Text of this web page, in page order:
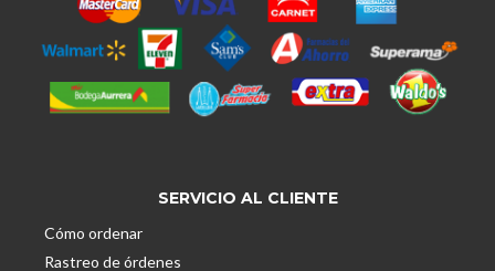
SERVICIO AL CLIENTE
Cómo ordenar
Rastreo de órdenes